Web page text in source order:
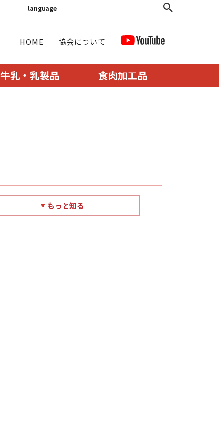
language
HOME 協会について
牛乳・乳製品 食肉加工品
もっと知る